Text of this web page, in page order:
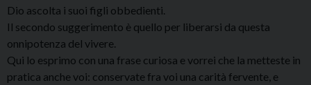
Dio ascolta i suoi figli obbedienti.
Il secondo suggerimento è quello per liberarsi da questa
onnipotenza del vivere.
Qui lo esprimo con una frase curiosa e vorrei che la metteste in
pratica anche voi: conservate fra voi una carità fervente, e